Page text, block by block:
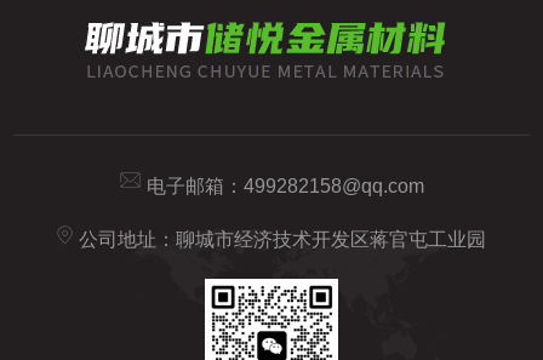
电子邮箱： 499282158@qq.com
公司地址：聊城市经济技术开发区蒋官屯工业园